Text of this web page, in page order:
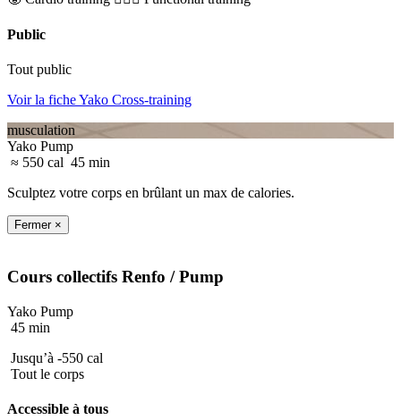
Public
Tout public
Voir la fiche Yako Cross-training
musculation
Yako Pump
≈ 550 cal 45 min
Sculptez votre corps en brûlant un max de calories.
Fermer ×
Cours collectifs Renfo / Pump
Yako Pump
45 min
Jusqu’à -550 cal
Tout le corps
Accessible à tous